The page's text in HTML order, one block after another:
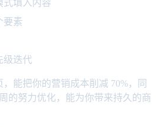
式填入内容
要素
级迭代
，能把你的营销成本削减 70%，同
的努力优化，能为你带来持久的商